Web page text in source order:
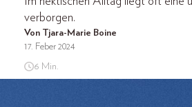
verborgen.
Von Tjara-Marie Boine
17. Feber 2024
6 Min.